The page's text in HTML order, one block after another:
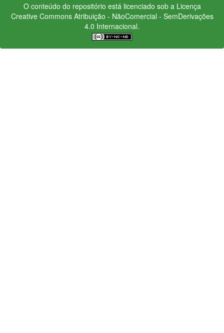
O conteúdo do repositório está licenciado sob a Licença
Creative CommonsAtribuição - NãoComercial - SemDerivações
4.0 Internacional.